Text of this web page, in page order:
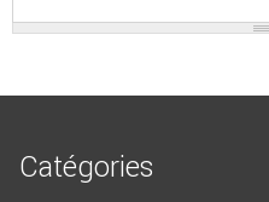
Catégories